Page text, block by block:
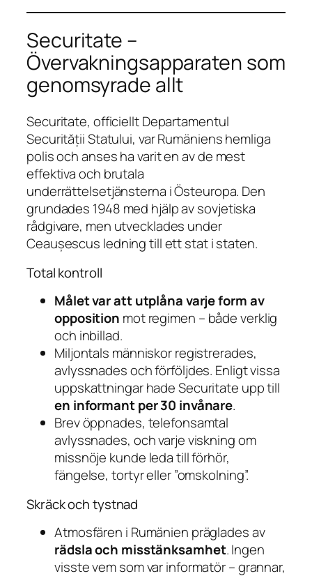
Securitate –
Övervakningsapparaten som
genomsyrade allt
Securitate, officielltDepartamentul
Securității Statului, var Rumäniens hemliga
polis och anses ha varit en av de mest
effektiva och brutala
underrättelsetjänsterna i Östeuropa. Den
grundades 1948 med hjälp av sovjetiska
rådgivare, men utvecklades under
Ceaușescus ledning till ett stat i staten.
Total kontroll
Målet var att utplåna varje form av
opposition mot regimen – både verklig
och inbillad.
Miljontals människor registrerades,
avlyssnades och förföljdes. Enligt vissa
uppskattningar hade Securitate upp till
en informant per 30 invånare.
Brev öppnades, telefonsamtal
avlyssnades, och varje viskning om
missnöje kunde leda till förhör,
fängelse, tortyr eller ”omskolning”.
Skräck och tystnad
Atmosfären i Rumänien präglades av
rädsla och misstänksamhet. Ingen
visste vem som var informatör – grannar,